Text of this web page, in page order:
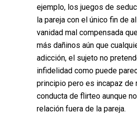
ejemplo, los juegos de
la pareja con el único fin de
vanidad mal compensada
más dañinos aún que
adicción, el sujeto no
infidelidad como puede
principio pero es incapaz de
conducta de flirteo aunque
relación fuera de la pareja.